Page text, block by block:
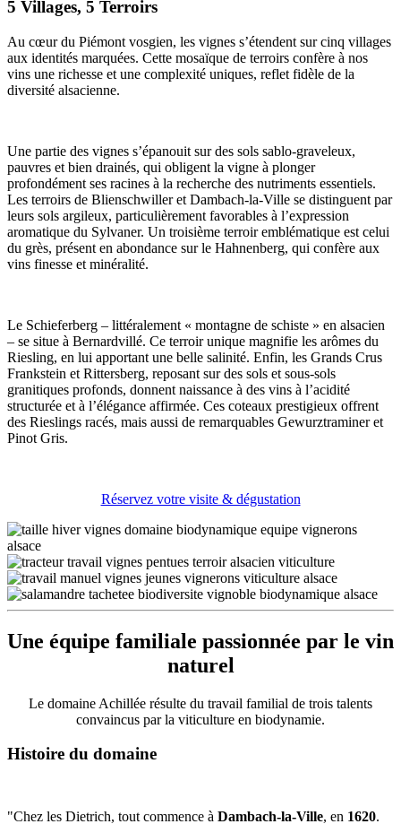
5 Villages, 5 Terroirs
Au cœur du Piémont vosgien, les vignes s’étendent sur cinq villages
aux identités marquées. Cette mosaïque de terroirs confère à nos
vins une richesse et une complexité uniques, reflet fidèle de la
diversité alsacienne.
Une partie des vignes s’épanouit sur des sols sablo-graveleux,
pauvres et bien drainés, qui obligent la vigne à plonger
profondément ses racines à la recherche des nutriments essentiels.
Les terroirs de Blienschwiller et Dambach-la-Ville se distinguent par
leurs sols argileux, particulièrement favorables à l’expression
aromatique du Sylvaner. Un troisième terroir emblématique est celui
du grès, présent en abondance sur le Hahnenberg, qui confère aux
vins finesse et minéralité.
Le Schieferberg – littéralement « montagne de schiste » en alsacien
– se situe à Bernardvillé. Ce terroir unique magnifie les arômes du
Riesling, en lui apportant une belle salinité. Enfin, les Grands Crus
Frankstein et Rittersberg, reposant sur des sols et sous-sols
granitiques profonds, donnent naissance à des vins à l’acidité
structurée et à l’élégance affirmée. Ces coteaux prestigieux offrent
des Rieslings racés, mais aussi de remarquables Gewurztraminer et
Pinot Gris.
Réservez votre visite & dégustation
Une équipe familiale passionnée par le vin
naturel
Le domaine Achillée résulte du travail familial de trois talents
convaincus par la viticulture en biodynamie.
Histoire du domaine
"Chez les Dietrich, tout commence à Dambach-la-Ville, en 1620.